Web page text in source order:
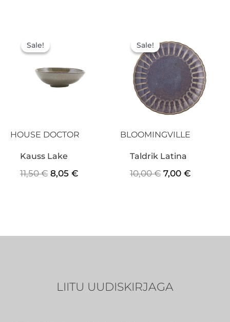
Sale!
HOUSE DOCTOR
Sale!
Kauss Lake
11,50€
hind
11,50 €.
8,05€
8,05 €.
Sale!
BLOOMINGVILLE
Sale!
Taldrik Latina
10,00€
hind
oli:
10,00 €.
7,00€
on:
7,00 €.
LIITU UUDISKIRJAGA